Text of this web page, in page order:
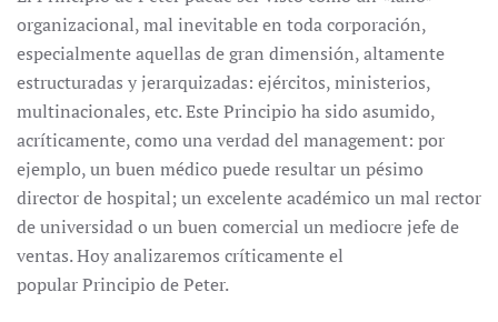
organizacional, mal inevitable en toda corporación,
especialmente aquellas de gran dimensión, altamente
estructuradas y jerarquizadas: ejércitos, ministerios,
multinacionales, etc. Este Principio ha sido asumido,
acríticamente, como una verdad del management: por
ejemplo, un buen médico puede resultar un pésimo
director de hospital; un excelente académico un mal rector
de universidad o un buen comercial un mediocre jefe de
ventas. Hoy analizaremos críticamente el
popular Principio de Peter.